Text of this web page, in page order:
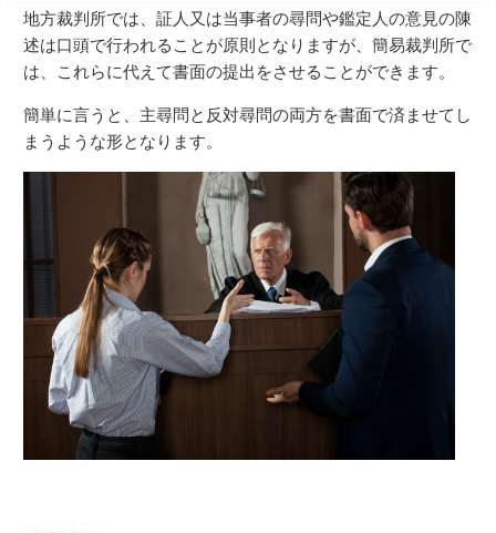
地方裁判所では、証人又は当事者の尋問や鑑定人の意見の陳
述は口頭で行われることが原則となりますが、簡易裁判所で
は、これらに代えて書面の提出をさせることができます。
簡単に言うと、主尋問と反対尋問の両方を書面で済ませてし
まうような形となります。